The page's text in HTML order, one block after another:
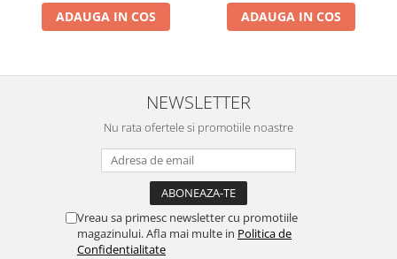
ADAUGA IN COS ADAUGA IN COS
NEWSLETTER
Nu rata ofertele si promotiile noastre
Vreau sa primesc newsletter cu promotiile
magazinului. Afla mai multe in Politica de
Confidentialitate